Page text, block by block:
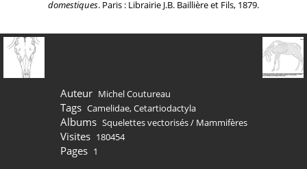
domestiques. Paris : Librairie J.B. Baillière et Fils, 1879.
Auteur Michel Coutureau
Tags Camelidae,Cetartiodactyla
Albums Squelettes vectorisés/ Mammifères
Visites 180454
Pages 1